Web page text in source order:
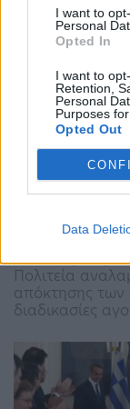
I want to
Personal
Opted In
I want to
Retention,
Personal
Purposes
Opted Out
Data
Τα θέατρα
οριστικά
12:19 - 29 Ιουνίου
Με απόφαση
Πολιτεία
απόκτησης των
διαδικασίες